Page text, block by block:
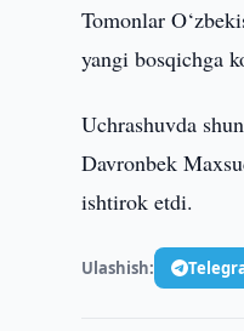
Tomonlar
yangi bosqichga
Uchrashuvda
Davronbek
ishtirok etdi.
Ulashish: